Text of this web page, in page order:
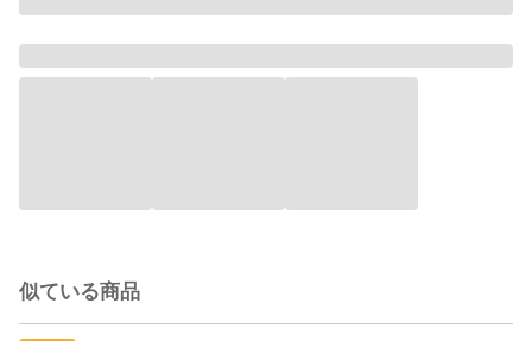
似ている商品